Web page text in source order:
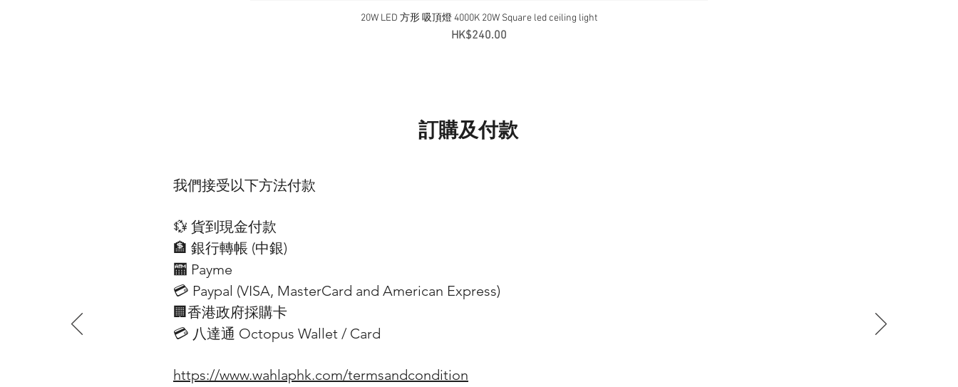
訂購及付款
我們接受以下方法付款
💱 貨到現金付款
🏦 銀行轉帳 (​中銀)
🏧 Payme
💳 Paypal (VISA​, MasterCard and American Express)
🏢香港政府採購卡
💳 八達通 Octopus Wallet / Card
https://www.wahlaphk.com/termsandcondition
快速瀏覽
20W LED 方形 吸頂燈 4000K 20W Square led ceiling light
價格
HK$240.00